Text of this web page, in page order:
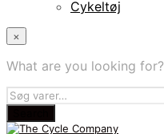
Cykeltøj
×
What are you looking for?